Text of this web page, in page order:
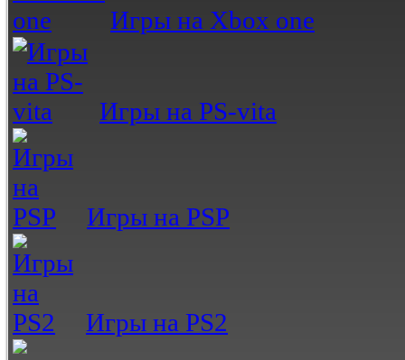
Игры на Xbox one
Игры на PS-vita
Игры на PSP
Игры на PS2